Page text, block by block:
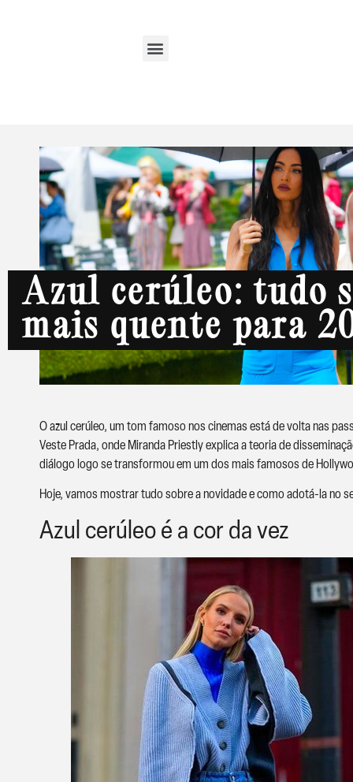
Azul cerúleo: tudo
mais quente para
O azul cerúleo, um tom famoso nos cinemas está de volta nas
Veste Prada, onde Miranda Priestly explica a teoria de
diálogo logo se transformou em um dos mais famosos de
Hoje, vamos mostrar tudo sobre a novidade e como adotá-la no
Azul cerúleo é a cor da vez